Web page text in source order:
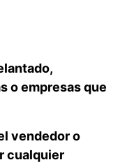
o empresas que
vendedor o
cualquier